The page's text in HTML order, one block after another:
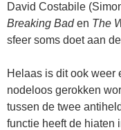
David Costabile
Breaking Baden The
sfeer soms doet aan
Helaas is dit ook weer
nodeloos gerokken
tussen de twee
functie heeft de hiaten